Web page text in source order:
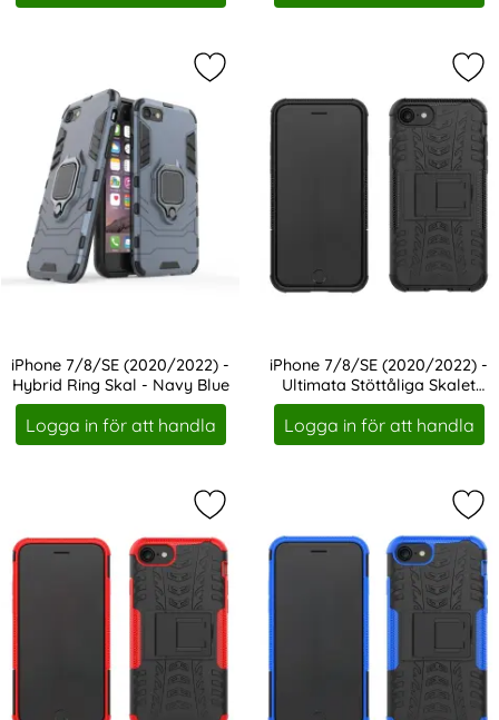
iPhone 7/8/SE (2020/2022) -
Hybrid Ring Skal - Navy Blue
Art. nr 18789
Logga in för att handla
Markera iPhone 7/8/SE (2020/
iPhone 7/8/SE (2020/2022) -
Ultimata Stöttåliga Skalet
med Stöd - Svart
Art. nr 18847
Logga in för att handla
Markera iPhone 7/8/SE (2020/